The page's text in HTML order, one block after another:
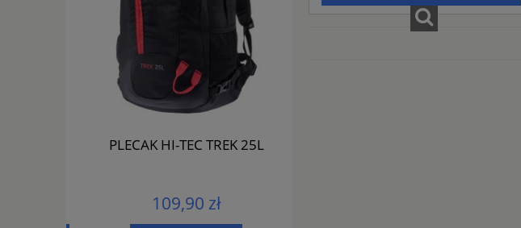
PLECAK HI-TEC TREK 25L
109,90 zł